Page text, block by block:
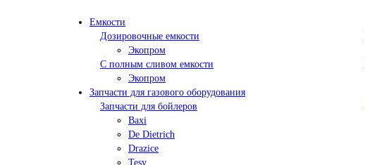
Емкости
Дозировочные емкости
Экопром
С полным сливом емкости
Экопром
Запчасти для газового оборудования
Запчасти для бойлеров
Baxi
De Dietrich
Drazice
Tesy